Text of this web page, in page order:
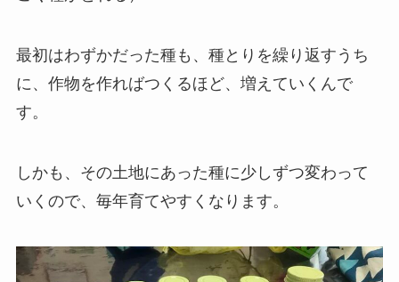
最初はわずかだった種も、種とりを繰り返すうち
に、作物を作ればつくるほど、増えていくんで
す。
しかも、その土地にあった種に少しずつ変わって
いくので、毎年育てやすくなります。